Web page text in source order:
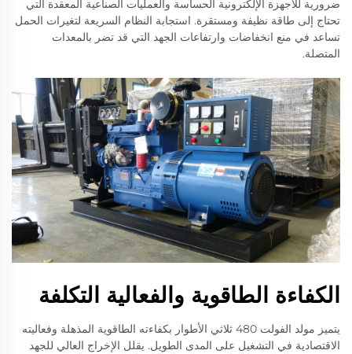
ضرورية للأجهزة الإلكترونية الحساسة والعمليات الصناعية المعقدة التي
تحتاج إلى طاقة نظيفة ومستقرة. استجابة النظام السريعة لتغيرات الحمل
تساعد في منع انخفاضات وارتفاعات الجهد التي قد تضر بالمعدات
المتصلة.
الكفاءة الطاقوية والفعالية التكلفة
يتميز مولد الفولت 480 ثلاثي الأطوار بكفاءته الطاقوية المذهلة وفعاليته
الاقتصادية في التشغيل على المدى الطويل. يقلل الإخراج العالي للجهد